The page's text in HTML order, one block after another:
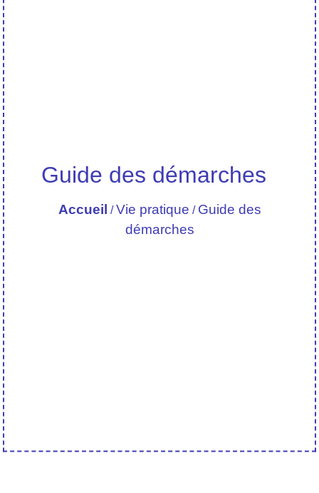
Guide des démarches
Accueil /Vie pratique / Guide des
démarches